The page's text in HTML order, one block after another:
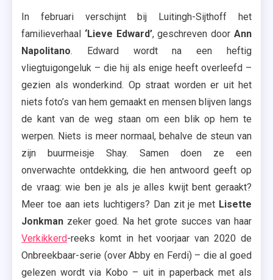
In februari verschijnt bij Luitingh-Sijthoff het
familieverhaal ‘Lieve Edward’, geschreven doorAnn
Napolitano. Edward wordt na een heftig
vliegtuigongeluk – die hij als enige heeft overleefd –
gezien als wonderkind. Op straat worden er uit het
niets foto’s van hem gemaakt en mensen blijven langs
de kant van de weg staan om een blik op hem te
werpen. Niets is meer normaal, behalve de steun van
zijn buurmeisje Shay. Samen doen ze een
onverwachte ontdekking, die hen antwoord geeft op
de vraag: wie ben je als je alles kwijt bent geraakt?
Meer toe aan iets luchtigers? Dan zit je met Lisette
Jonkman zeker goed. Na het grote succes van haar
Verkikkerd-reeks komt in het voorjaar van 2020 de
Onbreekbaar-serie (over Abby en Ferdi) – die al goed
gelezen wordt via Kobo – uit in paperback met als